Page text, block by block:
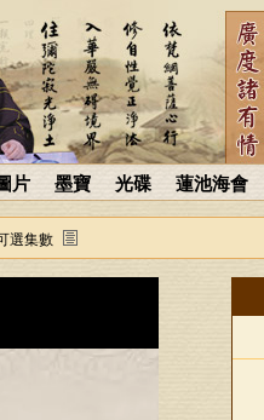
片 墨寶 光碟 蓮池海會
選集數